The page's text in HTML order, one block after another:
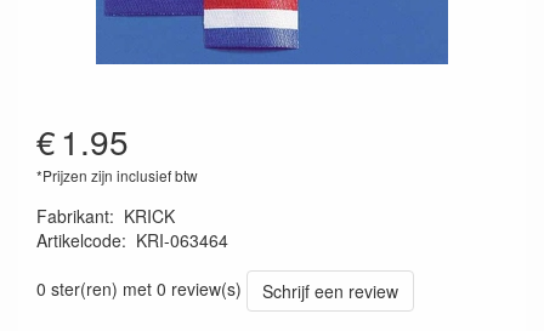
€1.95
*Prijzen zijn inclusief btw
Fabrikant: KRICK
Artikelcode: KRI-063464
0 ster(ren) met 0 review(s)
Schrijf een review